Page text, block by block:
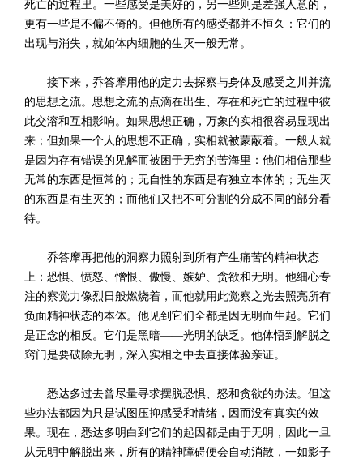
死亡的过程里。一些感受是美好的，另一些则是差强人意的，
更有一些是不偏不倚的。但他所有的感受都并不恒久：它们的
出现与消失，就如体内细胞的生灭一般无常。
接下来，乔答摩用他的定力去探察与身体及感受之川并流
的思想之流。思想之流的点滴在出生、存在和死亡的过程中彼
此交溶和互相影响。如果思想正确，万象的实相很容易显现出
来；但如果一个人的思想不正确，实相就被蒙蔽着。一般人就
是因为存有错误的见解而被困于无穷的苦海里：他们相信那些
无常的东西是恒常的；无自性的东西是有独立本体的；无生灭
的东西是有生灭的；而他们又把不可分割的分成不同的部分看
待。
乔答摩再把他的洞察力照射到所有产生痛苦的精神状态
上：恐惧、愤怒、憎恨、傲慢、嫉妒、贪欲和无明。他细心专
注的察觉力像烈日般燃烧着，而他就用此觉察之光去照亮所有
负面精神状态的本体。他见到它们全都是因无明而生起。它们
是正念的相反。它们是黑暗——光明的缺乏。他体悟到解脱之
窍门是要破除无明，深入实相之中去直接体验亲证。
悉达多过去曾尽量寻求摆脱恐惧、怒和贪欲的办法。但这
些办法都因为只是试图压抑感受和情绪，因而没有真实的效
果。现在，悉达多明白到它们的起因都是由于无明，因此一旦
从无明中解脱出来，所有的精神障碍便会自动消散，一如影子